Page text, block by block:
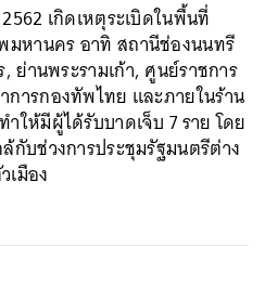
เกิดเหตุระเบิดในพื้นที่
หานคร อาทิ สถานีช่องนนทรี
ย่านพระรามเก้า, ศูนย์ราชการ
ารกองทัพไทย และภายในร้าน
ให้มีผู้ได้รับบาดเจ็บ 7 ราย โดย
กับช่วงการประชุมรัฐมนตรีต่าง
มือง